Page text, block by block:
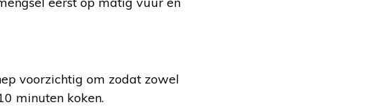
voorzichtig om zodat zowel
minuten koken.